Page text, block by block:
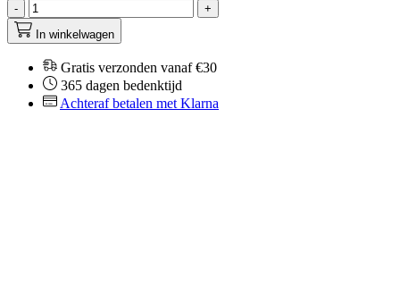
-
+
In winkelwagen
Gratis verzonden vanaf €30
365 dagen bedenktijd
Achteraf betalen met Klarna